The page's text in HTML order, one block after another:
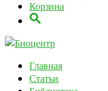
Корзина
Главная
Статьи